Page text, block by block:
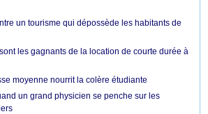
un tourisme qui dépossède les habitants de
les gagnants de la location de courte durée à
moyenne nourrit la colère étudiante
un grand physicien se penche sur les